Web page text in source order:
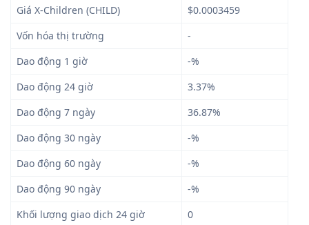
Giá X-Children (CHILD)
$0.0003459
Vốn hóa thị trường
-
Dao động 1 giờ
-%
Dao động 24 giờ
3.37%
Dao động 7 ngày
36.87%
Dao động 30 ngày
-%
Dao động 60 ngày
-%
Dao động 90 ngày
-%
Khối lượng giao dịch 24 giờ
0